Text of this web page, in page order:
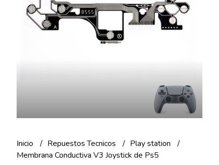
Inicio Repuestos Tecnicos
Play station
Membrana Conductiva V3 Joystick de Ps5